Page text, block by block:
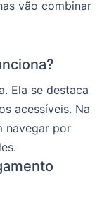
vão combinar
Ela se destaca
acessíveis. Na
navegar por